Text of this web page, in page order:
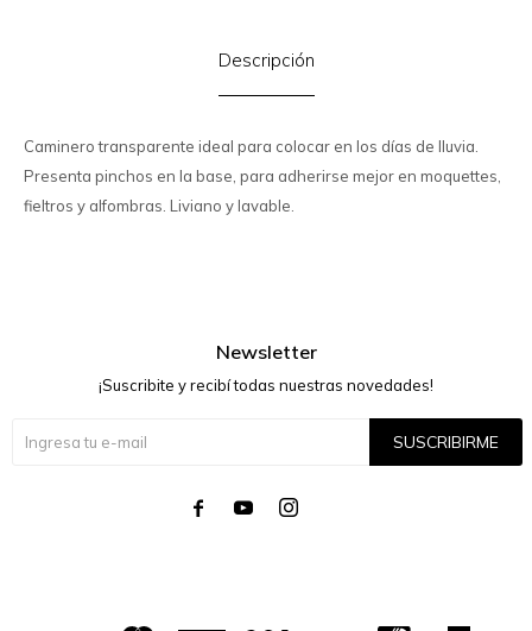
Descripción
Caminero transparente ideal para colocar en los días de lluvia.
Presenta pinchos en la base, para adherirse mejor en moquettes,
fieltros y alfombras. Liviano y lavable.
Newsletter
¡Suscribite y recibí todas nuestras novedades!
SUSCRIBIRME
  